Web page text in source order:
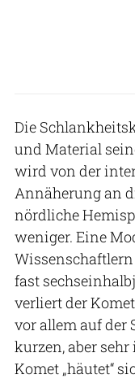
Die
und Material
wird von der
Annäherung an
nördliche
weniger. Eine
Wissenschaftlern
fast
verliert der
vor allem auf der
kurzen, aber
Komet „häutet“